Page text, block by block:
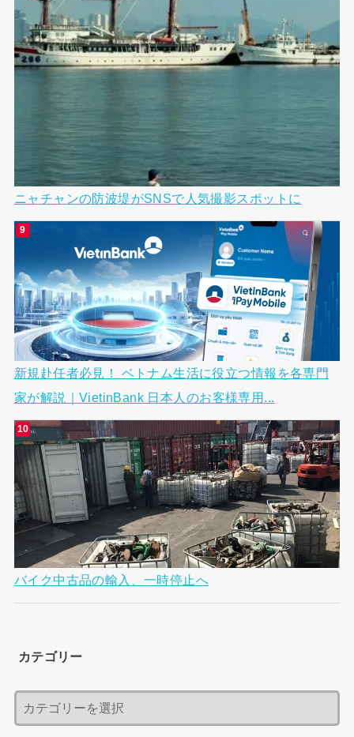
ニャチャンの防波堤がSNSで人気撮影スポットに
新規赴任者必見！ ベトナム生活に役立つ情報を各専門
家が解説｜VietinBank 日本人のお客様専用...
バイク中古品の輸入、一時停止へ
カテゴリー